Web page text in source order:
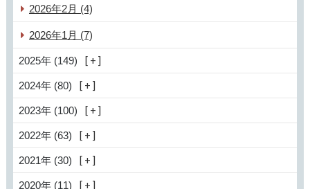
2026年2月 (4)
2026年1月 (7)
2025年 (149)
2024年 (80)
2023年 (100)
2022年 (63)
2021年 (30)
2020年 (11)